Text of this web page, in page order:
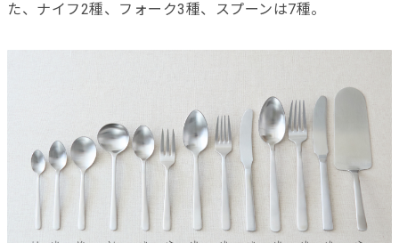
た、ナイフ2種、フォーク3種、スプーンは7種。